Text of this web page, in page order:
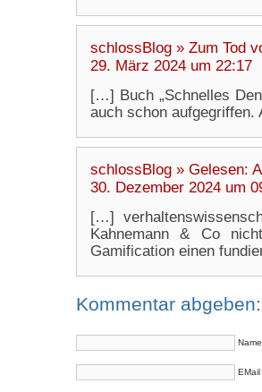
schlossBlog » Zum Tod
29. März 2024 um 22:17
[…] Buch „Schnelles
auch schon
schlossBlog » Gelesen:
30. Dezember 2024 um
[…]
Kahnemann & Co
Gamification einen
Kommentar abgeben: